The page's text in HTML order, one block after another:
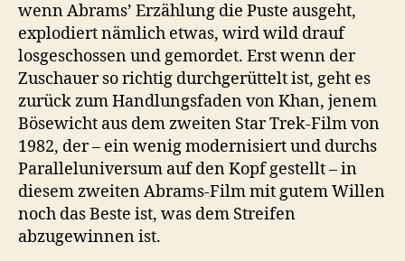
wenn Abrams’ Erzählung die Puste ausgeht,
explodiert nämlich etwas, wird wild drauf
losgeschossen und gemordet. Erst wenn der
Zuschauer so richtig durchgerüttelt ist, geht es
zurück zum Handlungsfaden von Khan, jenem
Bösewicht aus dem zweiten Star Trek-Film von
1982, der – ein wenig modernisiert und durchs
Paralleluniversum auf den Kopf gestellt – in
diesem zweiten Abrams-Film mit gutem Willen
noch das Beste ist, was dem Streifen
abzugewinnen ist.